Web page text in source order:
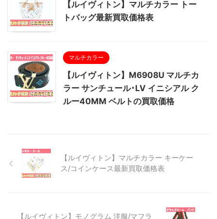
【ルイヴィトン】マルチカラー トー
トバッグ最新買取価格表
マルチカラー
【ルイヴィトン】M6908U マルチカ
ラー サンチュール･LV イニシアル ク
ルー40MM ベルトの買取価格
【ルイヴィトン】マルチカラー キーケー
ス/コインケース最新買取価格表
【ルイヴィトン】モノグラム 洋服/マフラ